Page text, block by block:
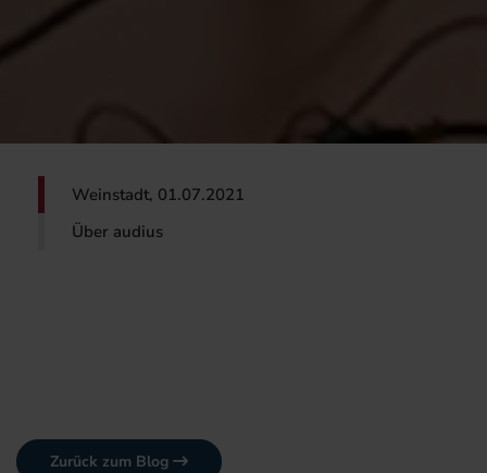
Weinstadt, 01.07.2021
Über audius
Zurück zum Blog